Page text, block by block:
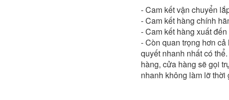
- Cam kết vận chuyển
- Cam kết hàng chính
- Cam kết hàng xuất
- Còn quan trọng hơn
quyết nhanh nhất có
hàng, cửa hàng sẽ gọi
nhanh không làm lỡ